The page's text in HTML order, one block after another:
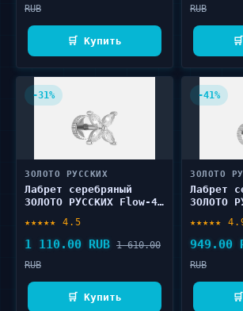
RUB
🛒 Купить
RUB
-31%
ЗОЛОТО РУССКИХ
Лабрет серебряный
ЗОЛОТО РУССКИХ Flow-4
★★★★★ 4.5
1 110.00 RUB 1 610.00
RUB
🛒 Купить
-41%
ЗОЛОТО
Лабрет
ЗОЛОТО
★★★★★
949.00
RUB